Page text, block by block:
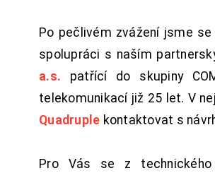
Po pečlivém zvážení jsme
spolupráci s naším
a.s. patřící do skupiny
telekomunikací již 25 let. V
Quadruple kontaktovat s
Pro Vás se z